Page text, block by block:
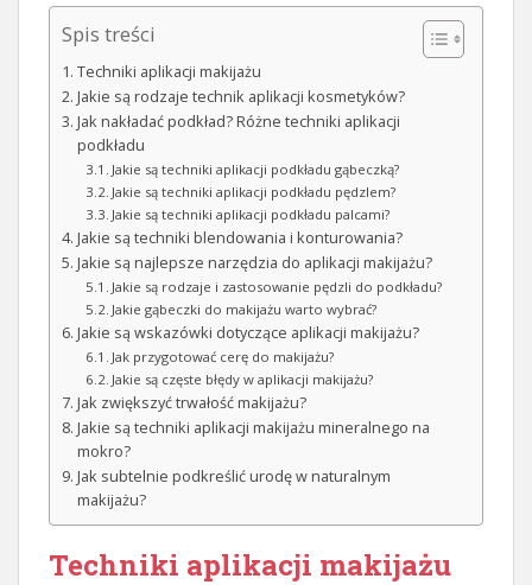
Spis treści
Techniki aplikacji makijażu
Jakie są rodzaje technik aplikacji kosmetyków?
Jak nakładać podkład? Różne techniki aplikacji
podkładu
Jakie są techniki aplikacji podkładu gąbeczką?
Jakie są techniki aplikacji podkładu pędzlem?
Jakie są techniki aplikacji podkładu palcami?
Jakie są techniki blendowania i konturowania?
Jakie są najlepsze narzędzia do aplikacji makijażu?
Jakie są rodzaje i zastosowanie pędzli do podkładu?
Jakie gąbeczki do makijażu warto wybrać?
Jakie są wskazówki dotyczące aplikacji makijażu?
Jak przygotować cerę do makijażu?
Jakie są częste błędy w aplikacji makijażu?
Jak zwiększyć trwałość makijażu?
Jakie są techniki aplikacji makijażu mineralnego na
mokro?
Jak subtelnie podkreślić urodę w naturalnym
makijażu?
Techniki aplikacji makijażu